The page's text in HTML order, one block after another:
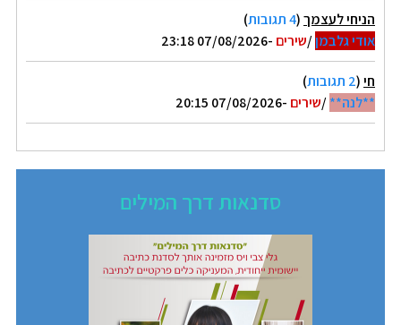
הניחי לעצמך(4 תגובות
)
אודי גלבמן/שירים -07/08/2026 23:18
חי(2 תגובות
)
**לנה**/שירים -07/08/2026 20:15
סדנאות דרך המילים